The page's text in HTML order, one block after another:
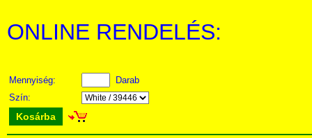
ONLINE RENDELÉS:
Mennyiség:
Darab
Szín:
Kosárba